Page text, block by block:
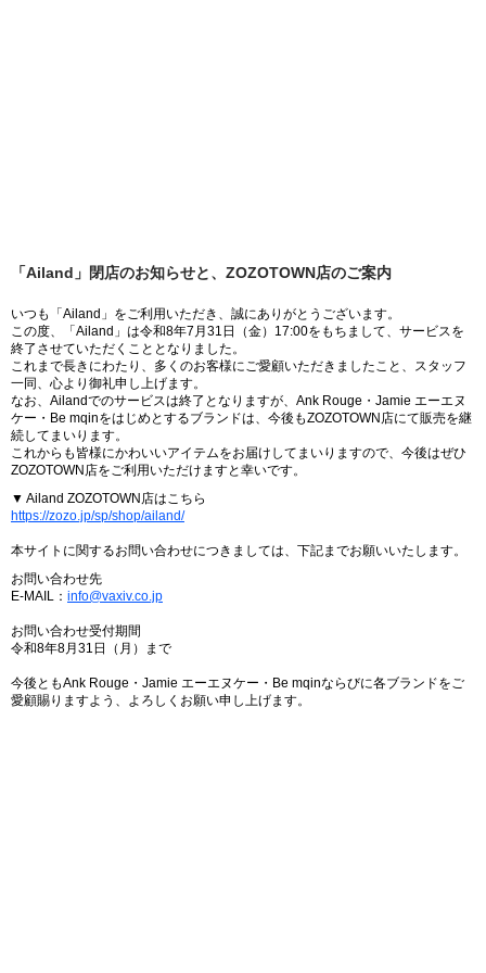
「Ailand」閉店のお知らせと、ZOZOTOWN店のご案内
いつも「Ailand」をご利用いただき、誠にありがとうございます。
この度、「Ailand」は令和8年7月31日（金）17:00をもちまして、サービスを
終了させていただくこととなりました。
これまで長きにわたり、多くのお客様にご愛顧いただきましたこと、スタッフ
一同、心より御礼申し上げます。
なお、Ailandでのサービスは終了となりますが、Ank Rouge・Jamie エーエヌ
ケー・Be mqinをはじめとするブランドは、今後もZOZOTOWN店にて販売を継
続してまいります。
これからも皆様にかわいいアイテムをお届けしてまいりますので、今後はぜひ
ZOZOTOWN店をご利用いただけますと幸いです。
▼ Ailand ZOZOTOWN店はこちら
https://zozo.jp/sp/shop/ailand/
本サイトに関するお問い合わせにつきましては、下記までお願いいたします。
お問い合わせ先
E-MAIL： info@vaxiv.co.jp
お問い合わせ受付期間
令和8年8月31日（月）まで
今後ともAnk Rouge・Jamie エーエヌケー・Be mqinならびに各ブランドをご
愛顧賜りますよう、よろしくお願い申し上げます。